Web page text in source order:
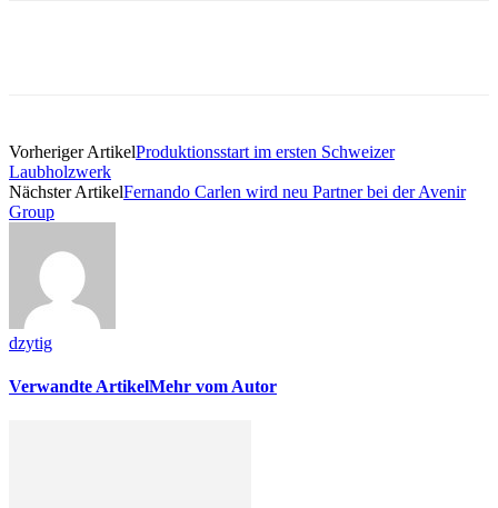
Vorheriger ArtikelProduktionsstart im ersten Schweizer
Laubholzwerk
Nächster ArtikelFernando Carlen wird neu Partner bei der Avenir
Group
dzytig
Verwandte ArtikelMehr vom Autor